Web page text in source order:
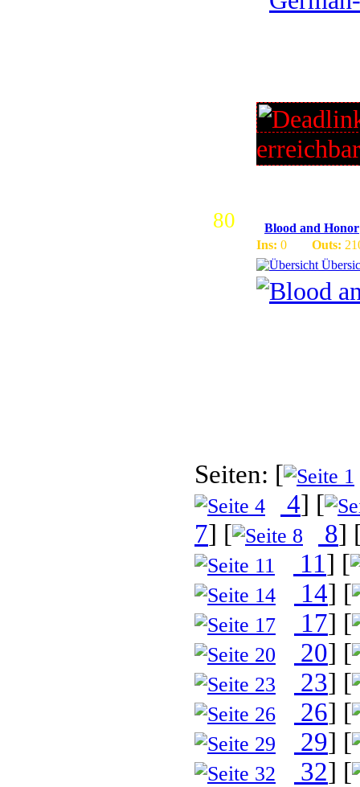
80
Blood and Honor
Ins: 0 Outs:
Seiten: [
4] [
7] [ 8]
11] [
14] [
17] [
20] [
23] [
26] [
29] [
32] [